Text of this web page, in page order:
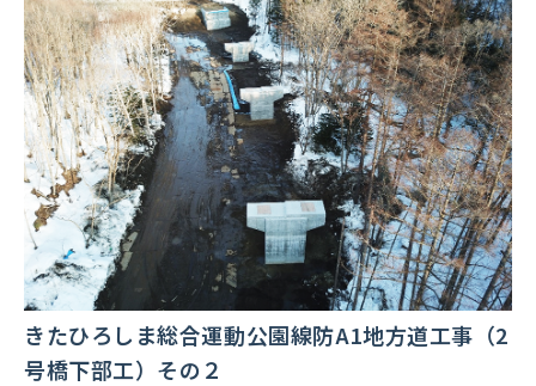
きたひろしま総合運動公園線防A1地方道工事（2
号橋下部工）その２